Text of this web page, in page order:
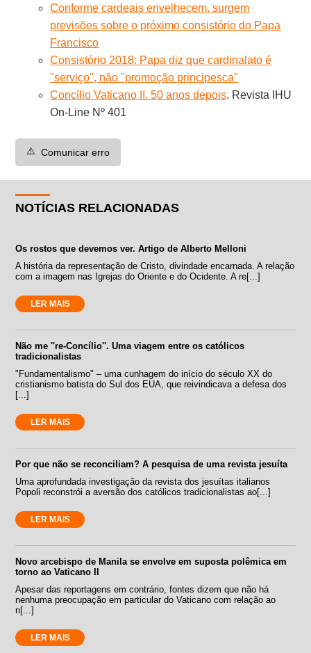
Conforme cardeais envelhecem, surgem
previsões sobre o próximo consistório do Papa
Francisco
Consistório 2018: Papa diz que cardinalato é
"serviço", não "promoção principesca"
Concílio Vaticano II. 50 anos depois. Revista IHU
On-Line Nº 401
⚠️ Comunicar erro
NOTÍCIAS RELACIONADAS
Os rostos que devemos ver. Artigo de Alberto Melloni
A história da representação de Cristo, divindade encarnada. A relação
com a imagem nas Igrejas do Oriente e do Ocidente. A re[...]
LER MAIS
Não me ''re-Concílio''. Uma viagem entre os católicos
tradicionalistas
"Fundamentalismo" – uma cunhagem do início do século XX do
cristianismo batista do Sul dos EUA, que reivindicava a defesa dos
[...]
LER MAIS
Por que não se reconciliam? A pesquisa de uma revista jesuíta
Uma aprofundada investigação da revista dos jesuítas italianos
Popoli reconstrói a aversão dos católicos tradicionalistas ao[...]
LER MAIS
Novo arcebispo de Manila se envolve em suposta polêmica em
torno ao Vaticano II
Apesar das reportagens em contrário, fontes dizem que não há
nenhuma preocupação em particular do Vaticano com relação ao
n[...]
LER MAIS